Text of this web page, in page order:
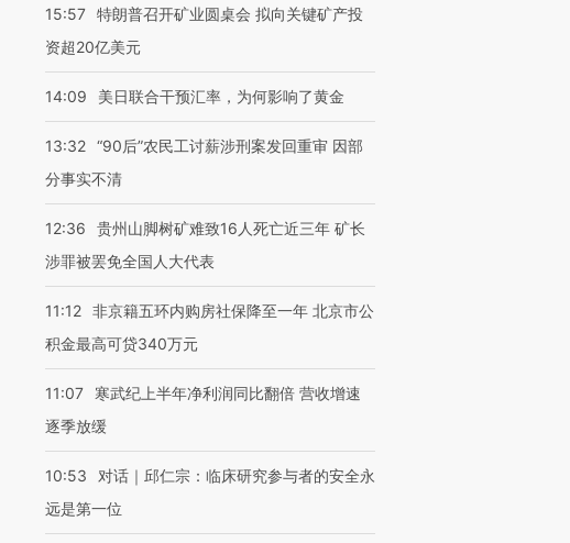
15:57 特朗普召开矿业圆桌会 拟向关键矿产投
资超20亿美元
14:09 美日联合干预汇率，为何影响了黄金
13:32 “90后”农民工讨薪涉刑案发回重审 因部
分事实不清
12:36
贵州山脚树矿难致16人死亡近三年 矿长
涉罪被罢免全国人大代表
11:12 非京籍五环内购房社保降至一年 北京市公
积金最高可贷340万元
11:07
寒武纪上半年净利润同比翻倍 营收增速
逐季放缓
10:53
对话｜邱仁宗：临床研究参与者的安全永
远是第一位